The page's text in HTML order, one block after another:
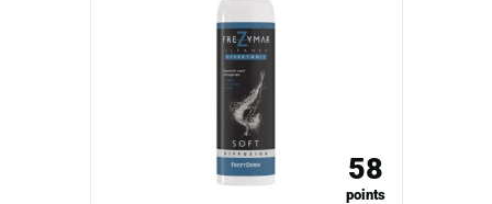
58
points